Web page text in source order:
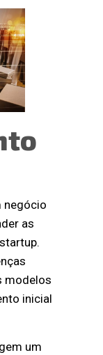
negócio
as
modelos
inicial
um